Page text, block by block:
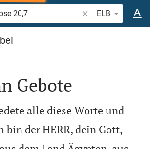
Bibelstelle oder
ELB
Gebote
alle diese Worte und
bin der HERR, dein Gott,